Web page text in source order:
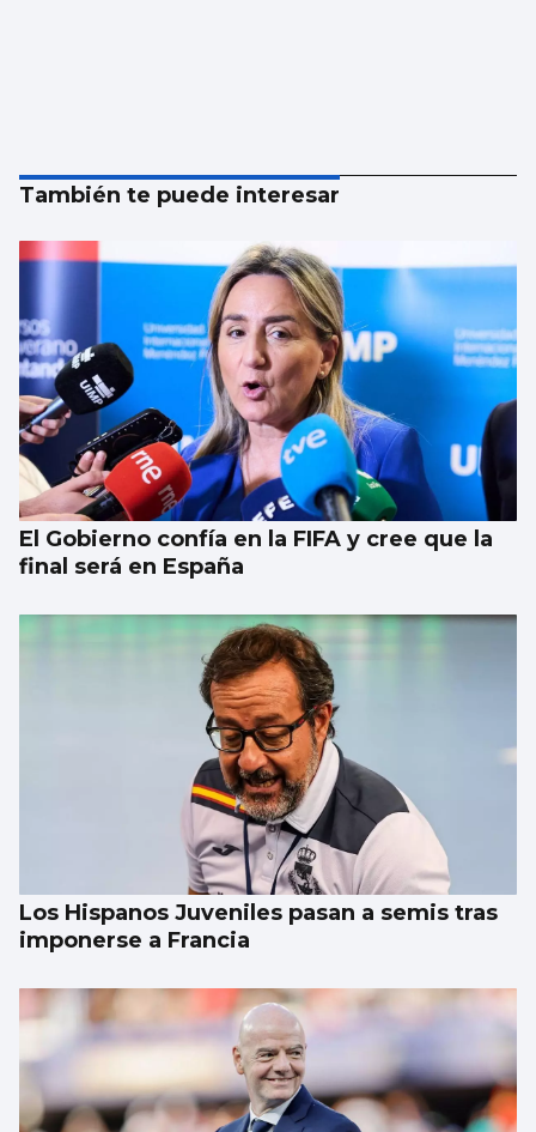
También te puede interesar
El Gobierno confía en la FIFA y cree que la
final será en España
Los Hispanos Juveniles pasan a semis tras
imponerse a Francia